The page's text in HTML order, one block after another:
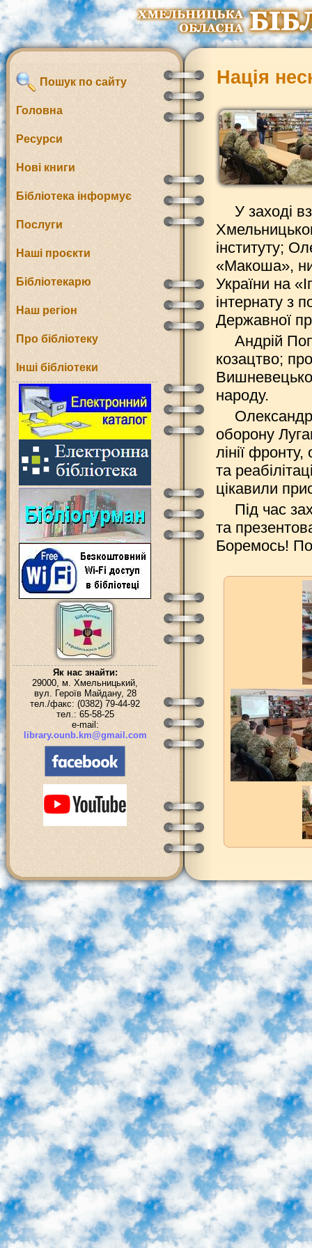
Пошук по сайту
Головна
Ресурси
Нові книги
Бібліотека інформує
Послуги
Наші проєкти
Бібліотекарю
Наш регіон
Про бібліотеку
Інші бібліотеки
Як нас знайти:
29000, м. Хмельницький,
вул. Героїв Майдану, 28
тел./факс: (0382) 79-44-92
тел.: 65-58-25
e-mail:
library.ounb.km@gmail.com
Нація
У заході
інституту;
«Макоша»,
України на
інтернату з
Державної
Андрій
козацтво;
народу.
оборону
лінії
та
цікавили
Під час
та
Боремось!